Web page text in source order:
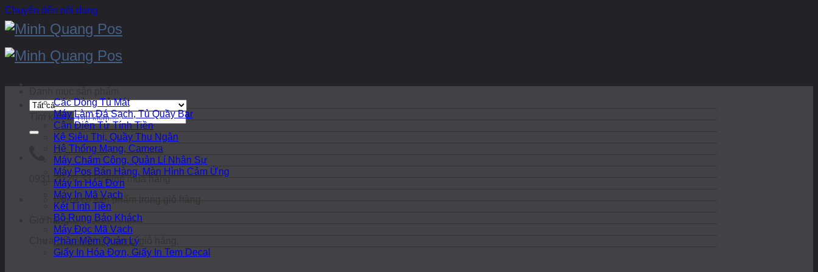
Chuyển đến nội dung
Tìm kiếm:
0931.20.20.33Hotline mua hàng
Chưa có sản phẩm trong giỏ hàng.
Giỏ hàng
Chưa có sản phẩm trong giỏ hàng.
Các Dòng Tủ Mát
Máy Làm Đá Sạch, Tủ Quầy Bar
Cân Điện Tử Tính Tiền
Kệ Siêu Thị, Quầy Thu Ngân
Hệ Thống Mạng, Camera
Máy Chấm Công, Quản Lí Nhân Sự
Máy Pos Bán Hàng, Màn Hình Cảm Ứng
Máy In Hóa Đơn
Máy In Mã Vạch
Két Tính Tiền
Bộ Rung Báo Khách
Máy Đọc Mã Vạch
Phần Mềm Quản Lý
Giấy In Hóa Đơn, Giấy In Tem Decal